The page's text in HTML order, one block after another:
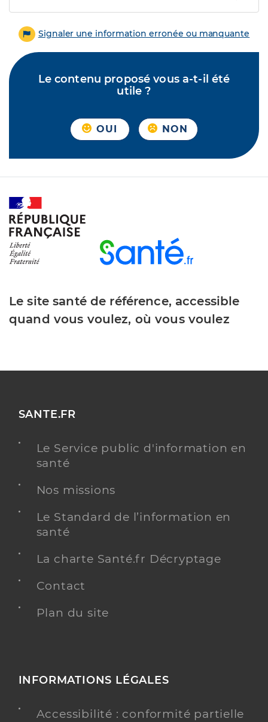
Signaler une information erronée ou manquante
Le contenu proposé vous a-t-il été
utile ?
OUI NON
Le site santé de référence, accessible
quand vous voulez, où vous voulez
SANTE.FR
Le Service public d'information en
santé
Nos missions
Le Standard de l’information en
santé
La charte Santé.fr Décryptage
Contact
Plan du site
INFORMATIONS LÉGALES
Accessibilité : conformité partielle